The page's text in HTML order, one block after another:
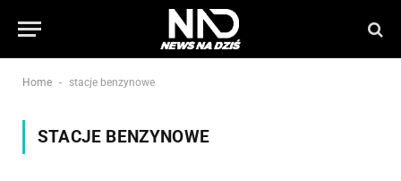
Home - stacje benzynowe
STACJE BENZYNOWE